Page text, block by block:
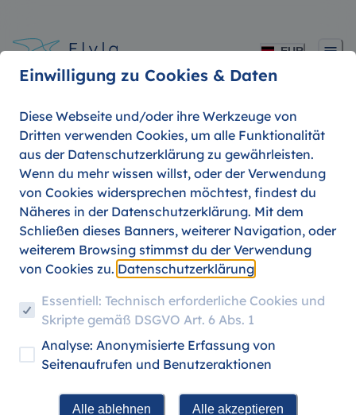
EUR
Turkish Airlines Deals
für Studis
Einwilligung zu Cookies & Daten
Diese Webseite und/oder ihre Werkzeuge von
Dritten verwenden Cookies, um alle Funktionalität
aus der Datenschutzerklärung zu gewährleisten.
Wenn du mehr wissen willst, oder der Verwendung
von Cookies widersprechen möchtest, findest du
Näheres in der Datenschutzerklärung. Mit dem
Schließen dieses Banners, weiterer Navigation, oder
weiterem Browsing stimmst du der Verwendung
von Cookies zu. Datenschutzerklärung
Essentiell: Technisch erforderliche Cookies und
Skripte gemäß DSGVO Art. 6 Abs. 1
Analyse: Anonymisierte Erfassung von
Seitenaufrufen und Benutzeraktionen
Alle ablehnen Alle akzeptieren